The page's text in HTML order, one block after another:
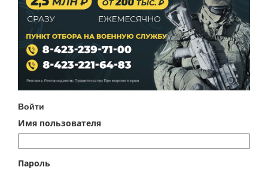
Войти
Имя пользователя
Пароль